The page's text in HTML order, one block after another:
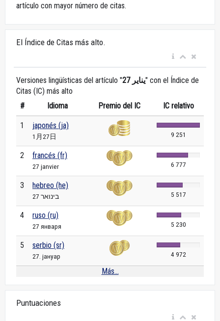
artículo con mayor número de citas.
El Índice de Citas más alto.
Versiones lingüísticas del artículo " 27 يناير" con el Índice de
Citas (IC) más alto
#
Idioma Premio del IC IC relativo
1 japonés (ja)
1月27日 9 251
2 francés (fr)
27 janvier 6 777
3 hebreo (he)
27 בינואר 5 517
4 ruso (ru)
27 января 5 230
5 serbio (sr)
27. јануар 4 972
Más...
Puntuaciones